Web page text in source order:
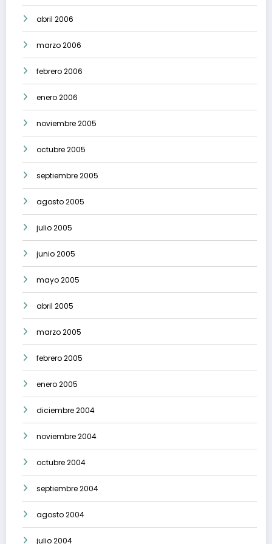
abril 2006
marzo 2006
febrero 2006
enero 2006
noviembre 2005
octubre 2005
septiembre 2005
agosto 2005
julio 2005
junio 2005
mayo 2005
abril 2005
marzo 2005
febrero 2005
enero 2005
diciembre 2004
noviembre 2004
octubre 2004
septiembre 2004
agosto 2004
julio 2004